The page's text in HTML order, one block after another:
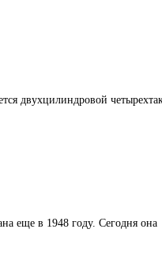
двухцилиндровой
еще в 1948 году. Сегодня она